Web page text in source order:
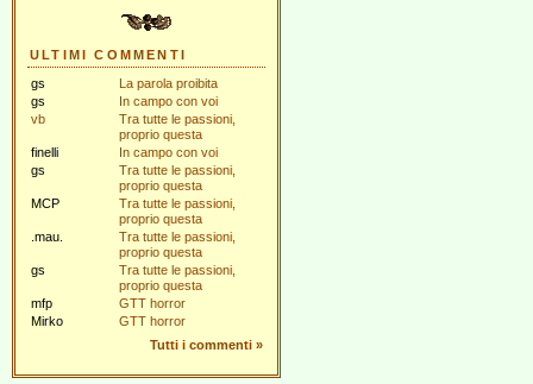
ULTIMI COMMENTI
gs
La parola proibita
gs
In campo con voi
vb
Tra tutte le passioni,
proprio questa
finelli
In campo con voi
gs
Tra tutte le passioni,
proprio questa
MCP
Tra tutte le passioni,
proprio questa
.mau.
Tra tutte le passioni,
proprio questa
gs
Tra tutte le passioni,
proprio questa
mfp
GTT horror
Mirko
GTT horror
Tutti i commenti »